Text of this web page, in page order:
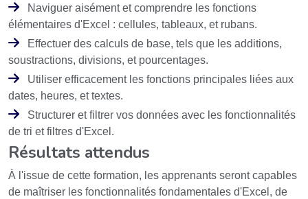
Naviguer aisément et comprendre les fonctions
élémentaires d'Excel : cellules, tableaux, et rubans.
Effectuer des calculs de base, tels que les additions,
soustractions, divisions, et pourcentages.
Utiliser efficacement les fonctions principales liées aux
dates, heures, et textes.
Structurer et filtrer vos données avec les fonctionnalités
de tri et filtres d'Excel.
Résultats attendus
À l'issue de cette formation, les apprenants seront capables
de maîtriser les fonctionnalités fondamentales d'Excel, de